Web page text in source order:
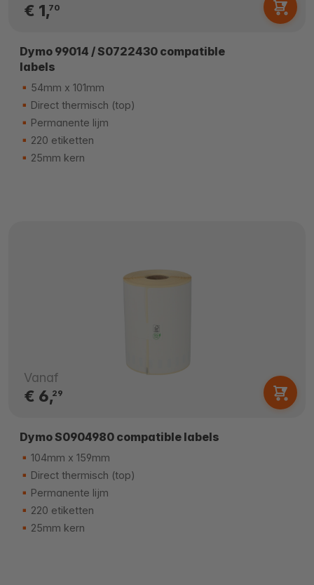
€ 1,70
Dymo 99014 / S0722430 compatible
labels
54mm x 101mm
Direct thermisch (top)
Permanente lijm
220 etiketten
25mm kern
Vanaf
€ 6,29
Dymo S0904980 compatible labels
104mm x 159mm
Direct thermisch (top)
Permanente lijm
220 etiketten
25mm kern